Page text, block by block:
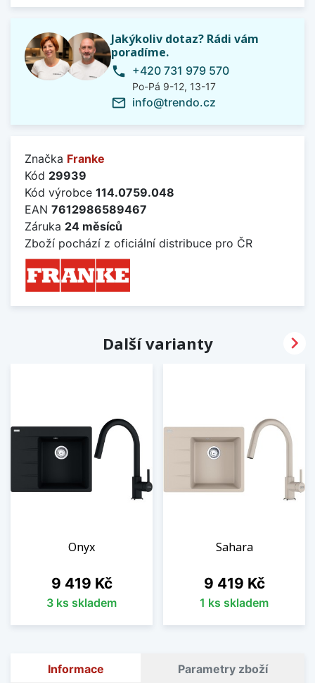
Jakýkoliv dotaz? Rádi vám
poradíme.
phone +420 731 979 570
Po-Pá 9-12, 13-17
mail_outline info@trendo.cz
Značka Franke
Kód 29939
Kód výrobce 114.0759.048
EAN 7612986589467
Záruka 24 měsíců
Zboží pochází z oficiální distribuce pro ČR
Další varianty
Onyx
Cena
9 419 Kč
3 ks skladem
Sahara
Cena
9 419 Kč
1 ks skladem

Informace Parametry zboží